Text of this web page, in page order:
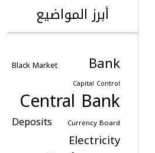
أبرز المواضيع
Bank
Black Market
Capital Control
Central Bank
Currency Board
Deposits
Electricity